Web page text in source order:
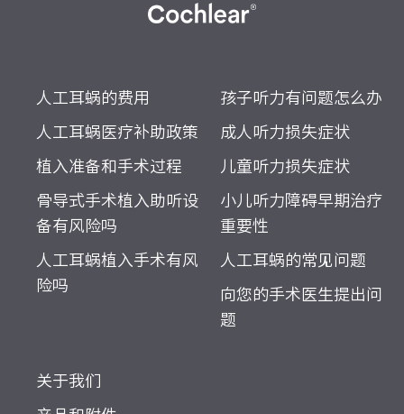
人工耳蜗的费用
人工耳蜗医疗补助政策
植入准备和手术过程
骨导式手术植入助听设
备有风险吗
人工耳蜗植入手术有风
险吗
孩子听力有问题怎么办
成人听力损失症状
儿童听力损失症状
小儿听力障碍早期治疗
重要性
人工耳蜗的常见问题
向您的手术医生提出问
题
关于我们